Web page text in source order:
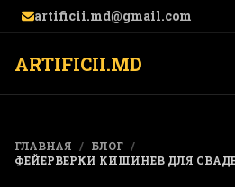
artificii.md@gmail.com
ARTIFICII.MD
ГЛАВНАЯ / БЛОГ /
ФЕЙЕРВЕРКИ КИШИНЕВ ДЛЯ